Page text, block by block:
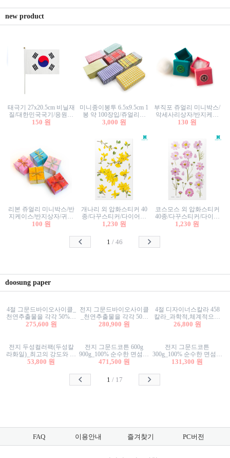
new product
태극기 27x20.5cm 비닐재
질/대한민국국기/응원깃
발/행사깃발
150 원
미니종이봉투 6.5x9.5cm 1
봉 약 100장입/쥬얼리봉
투/증명사진봉투/악세사
3,000 원
부직포 쥬얼리 미니박스/
악세사리상자/반지케이
스/반지상자/귀걸이상자/
130 원
리본 쥬얼리 미니박스/반
지케이스/반지상자/귀걸
이상자/귀걸이박스/악세
100 원
개나리 외 압화스티커 40
종/다꾸스티커/다이어리
꾸미기/꽃스티커/자연물
1,230 원
코스모스 외 압화스티커
40종/다꾸스티커/다이어
리꾸미기/꽃스티커/자연
1,230 원
1 /46
doosung paper
4절 그문드바이오사이클_
천연추출물을 각각 50%이
상 함유한 친환경그래픽
275,600 원
전지 그문드바이오사이클
_천연추출물을 각각 50%
이상 함유한 친환경그래
280,900 원
4절 디자이너스칼라 458
칼라_과학적,체계적으로
분류된 200색을 갖춘 색지
26,800 원
전지 두성컬러팩(두성칼
라화일)_최고의 강도와 평
활성을 지닌 다양한 컬러
53,800 원
전지 그문드코튼 600g
900g_100% 순수한 면섬유
로 만든 친환경프리미엄
471,500 원
전지 그문드코튼
300g_100% 순수한 면섬유
로 만든 친환경프리미엄
131,300 원
1 / 17
FAQ 이용안내 즐겨찾기 PC버전